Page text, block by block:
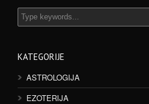
KATEGORIJE
ASTROLOGIJA
EZOTERIJA